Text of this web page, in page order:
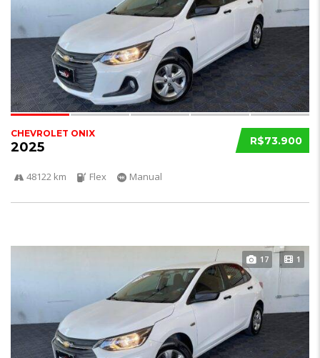
R$73.900
CHEVROLET ONIX
2025
48122 km Flex Manual
17 1